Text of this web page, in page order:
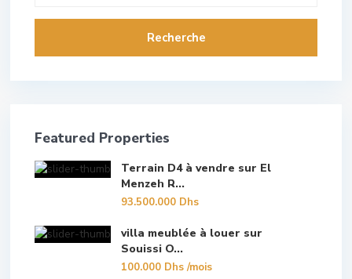
Recherche
Featured Properties
Terrain D4 à vendre sur El
Menzeh R...
93.500.000 Dhs
villa meublée à louer sur
Souissi O...
100.000 Dhs/mois